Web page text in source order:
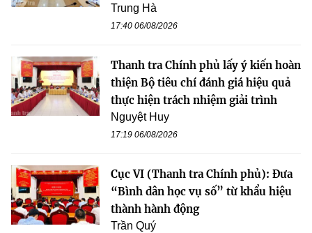
Trung Hà
17:40 06/08/2026
Thanh tra Chính phủ lấy ý kiến hoàn
thiện Bộ tiêu chí đánh giá hiệu quả
thực hiện trách nhiệm giải trình
Nguyệt Huy
17:19 06/08/2026
Cục VI (Thanh tra Chính phủ): Đưa
“Bình dân học vụ số” từ khẩu hiệu
thành hành động
Trần Quý